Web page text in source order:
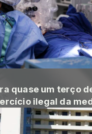
quase um terço
ilegal da